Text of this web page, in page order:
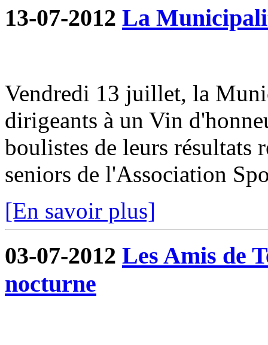
13-07-2012 La
Vendredi 13 juillet, la
dirigeants à un Vin
boulistes de leurs résultats
seniors de l'Association
[En savoir plus]
03-07-2012 Les Amis de
nocturne